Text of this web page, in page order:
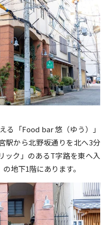
る「Food bar 悠（ゆう）」
駅から北野坂通りを北へ3分
ック」のあるT字路を東へ入
地下1階にあります。